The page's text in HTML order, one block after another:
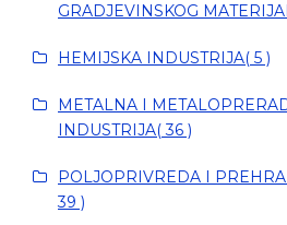
GRADJEVINSKOG
HEMIJSKA INDUSTRIJA( 5 )
METALNA I
INDUSTRIJA( 36 )
POLJOPRIVREDA I
39 )